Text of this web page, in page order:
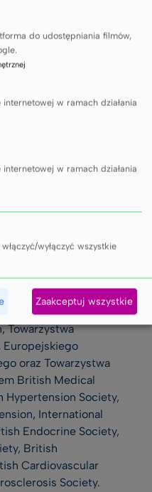
honorowy
Zdrowia NHS Greater
naukowców
krążenia,
sercowo-
precyzyjną. W 2016 r.
Imperium
(żeński ekwiwalent
z rąk Królowej
badań nad
do Rady Badań
w dziedzinie
Jest
Lekarzy,
Kardiologicznego,
Towarzystwa
Europejskiego
oraz Towarzystwa
British Medical
Hypertension Society,
International
Endocrine Society,
British
Cardiovascular
Society.
do udostępniania filmów,
w ramach działania
w ramach działania
wyłączyć wszystkie
Zaakceptuj wszystkie